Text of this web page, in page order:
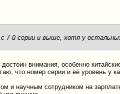
7-й серии и выше, хотя у
внимания, особенно
что номер серии и ёё уровень у
и научным сотрудником на